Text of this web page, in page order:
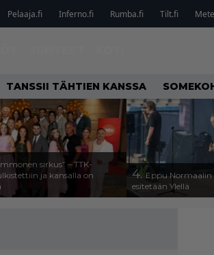
Pelaaja.fi Inferno.fi Rumba.fi Tilt.fi
TANSSII TÄHTIEN KANSSA
sirkus” – TTK-
ja kansalla on
4. Eppu
esitetään Ylellä